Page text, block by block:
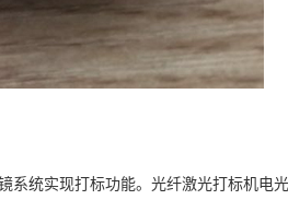
统实现打标功能。光纤激光打标机电